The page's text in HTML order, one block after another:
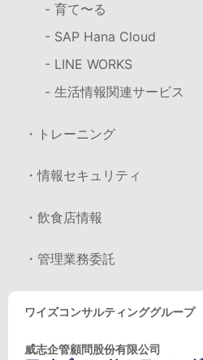
- 育て〜る
- SAP Hana Cloud
- LINE WORKS
- 生活情報関連サービス
・トレーニング
・情報セキュリティ
・飲食店情報
・管理業務委託
ワイズコンサルティンググループ
威志企管顧問股份有限公司